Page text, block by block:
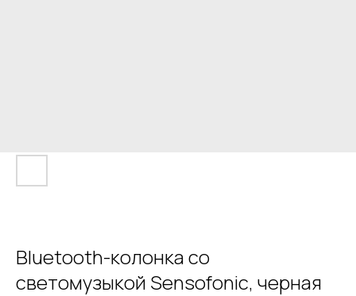
Bluetooth-колонка со
светомузыкой Sensofonic, черная